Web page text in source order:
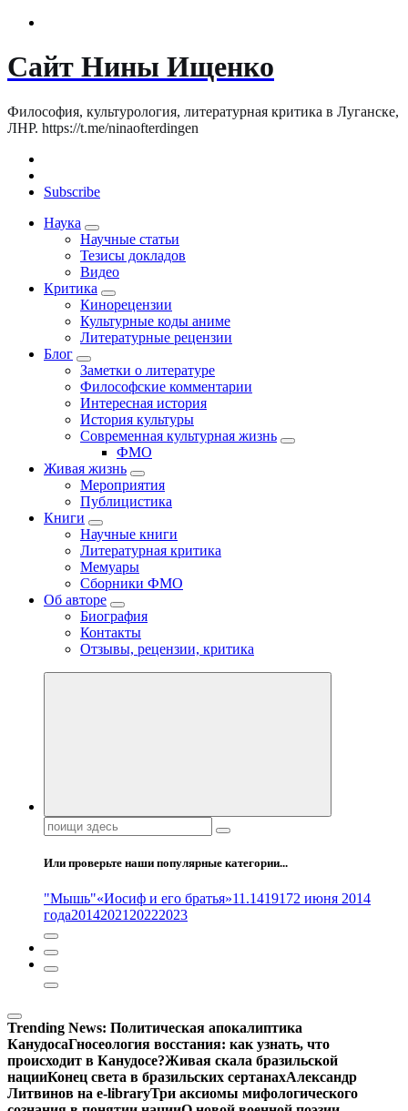
Сайт Нины Ищенко
Философия, культурология, литературная критика в Луганске,
ЛНР. https://t.me/ninaofterdingen
Subscribe
Наука
Научные статьи
Тезисы докладов
Видео
Критика
Кинорецензии
Культурные коды аниме
Литературные рецензии
Блог
Заметки о литературе
Философские комментарии
Интересная история
История культуры
Современная культурная жизнь
ФМО
Живая жизнь
Мероприятия
Публицистика
Книги
Научные книги
Литературная критика
Мемуары
Сборники ФМО
Об авторе
Биография
Контакты
Отзывы, рецензии, критика
Поиск:
Или проверьте наши популярные категории...
"Мышь"«Иосиф и его братья»11.1419172 июня 2014
года20142021 20222023
Trending News: Политическая апокалиптика
КанудосаГносеология восстания: как узнать, что
происходит в Канудосе?Живая скала бразильской
нацииКонец света в бразильских сертанахАлександр
Литвинов на e-libraryТри аксиомы мифологического